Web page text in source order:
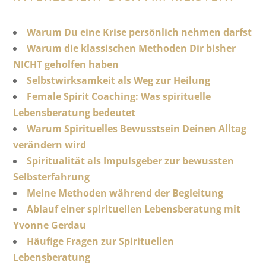
Warum Du eine Krise persönlich nehmen darfst
Warum die klassischen Methoden Dir bisher
NICHT geholfen haben
Selbstwirksamkeit als Weg zur Heilung
Female Spirit Coaching: Was spirituelle
Lebensberatung bedeutet
Warum Spirituelles Bewusstsein Deinen Alltag
verändern wird
Spiritualität als Impulsgeber zur bewussten
Selbsterfahrung
Meine Methoden während der Begleitung
Ablauf einer spirituellen Lebensberatung mit
Yvonne Gerdau
Häufige Fragen zur Spirituellen
Lebensberatung